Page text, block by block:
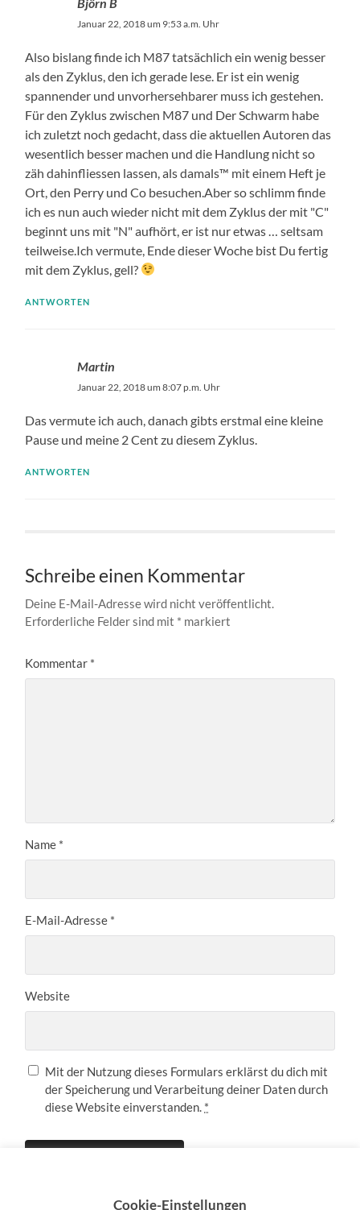
Januar 22, 2018 um 9:53 a.m. Uhr
Also bislang finde ich M87 tatsächlich ein wenig besser
als den Zyklus, den ich gerade lese. Er ist ein wenig
spannender und unvorhersehbarer muss ich gestehen.
Für den Zyklus zwischen M87 und Der Schwarm habe
ich zuletzt noch gedacht, dass die aktuellen Autoren das
wesentlich besser machen und die Handlung nicht so
zäh dahinfliessen lassen, als damals™ mit einem Heft je
Ort, den Perry und Co besuchen.Aber so schlimm finde
ich es nun auch wieder nicht mit dem Zyklus der mit "C"
beginnt uns mit "N" aufhört, er ist nur etwas … seltsam
teilweise.Ich vermute, Ende dieser Woche bist Du fertig
mit dem Zyklus, gell?
ANTWORTEN
Martin
Januar 22, 2018 um 8:07 p.m. Uhr
Das vermute ich auch, danach gibts erstmal eine kleine
Pause und meine 2 Cent zu diesem Zyklus.
ANTWORTEN
Schreibe einen Kommentar
Deine E-Mail-Adresse wird nicht veröffentlicht.
Erforderliche Felder sind mit * markiert
Kommentar *
Name *
E-Mail-Adresse *
Website
Mit der Nutzung dieses Formulars erklärst du dich mit
der Speicherung und Verarbeitung deiner Daten durch
diese Website einverstanden. *
Cookie-Einstellungen